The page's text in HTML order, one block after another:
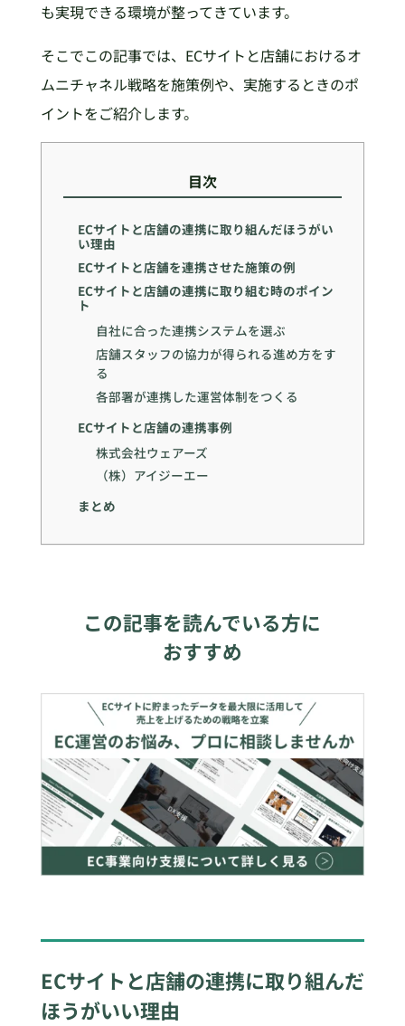
も実現できる環境が整ってきています。
そこでこの記事では、ECサイトと店舗におけるオ
ムニチャネル戦略を施策例や、実施するときのポ
イントをご紹介します。
目次
ECサイトと店舗の連携に取り組んだほうがい
い理由
ECサイトと店舗を連携させた施策の例
ECサイトと店舗の連携に取り組む時のポイン
ト
自社に合った連携システムを選ぶ
店舗スタッフの協力が得られる進め方をす
る
各部署が連携した運営体制をつくる
ECサイトと店舗の連携事例
株式会社ウェアーズ
（株）アイジーエー
まとめ
この記事を読んでいる方に
おすすめ
ECサイトと店舗の連携に取り組んだ
ほうがいい理由